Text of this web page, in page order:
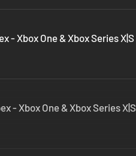
- Xbox One & Xbox Series X|S
- Xbox One & Xbox Series X|S